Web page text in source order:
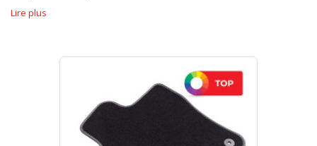
Lire plus